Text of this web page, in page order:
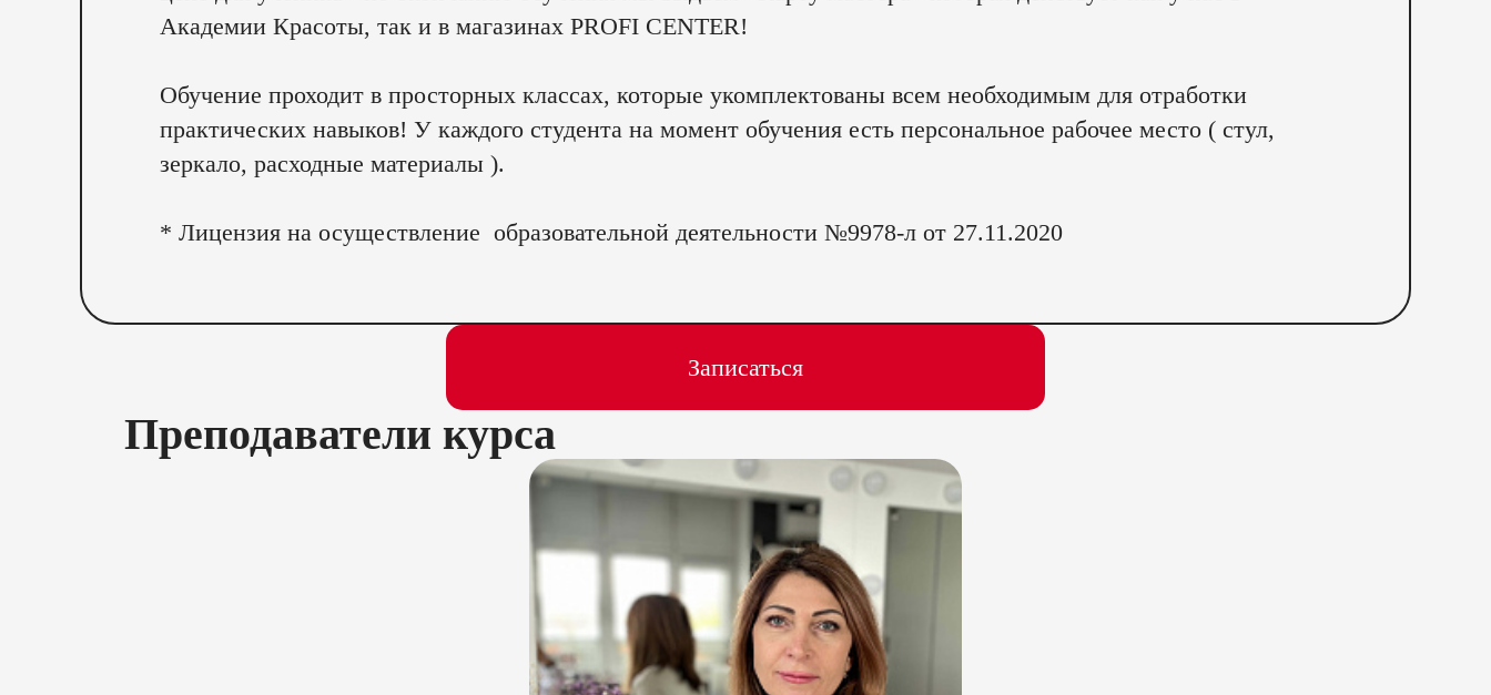
Академии Красоты, так и в магазинах PROFI CENTER!
Обучение проходит в просторных классах, которые укомплектованы всем необходимым для отработки
практических навыков! У каждого студента на момент обучения есть персональное рабочее место ( стул,
зеркало, расходные материалы ).
* Лицензия на осуществление образовательной деятельности №9978-л от 27.11.2020
Записаться
Преподаватели курса